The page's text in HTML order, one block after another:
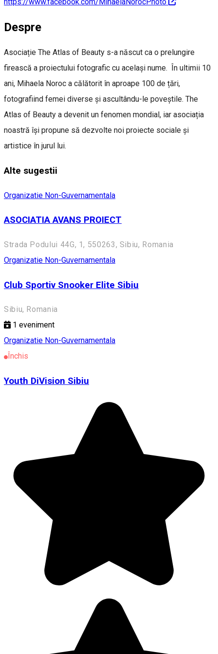
Despre
Asociație The Atlas of Beauty s-a născut ca o prelungire
firească a proiectului fotografic cu același nume. În ultimii 10
ani, Mihaela Noroc a călătorit în aproape 100 de țări,
fotografiind femei diverse și ascultându-le poveștile. The
Atlas of Beauty a devenit un fenomen mondial, iar asociația
noastră își propune să dezvolte noi proiecte sociale și
artistice în jurul lui.
Alte sugestii
Organizatie Non-Guvernamentala
ASOCIATIA AVANS PROIECT
Strada Podului 44G, 1, 550263, Sibiu, Romania
Organizatie Non-Guvernamentala
Club Sportiv Snooker Elite Sibiu
Sibiu, Romania
1 eveniment
Organizatie Non-Guvernamentala
Închis
Youth DiVision Sibiu